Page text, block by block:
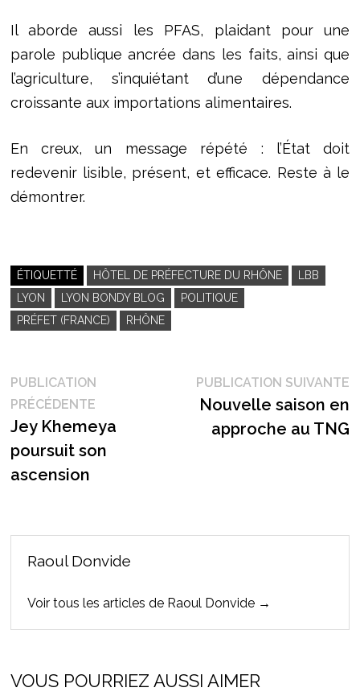
Il aborde aussi les PFAS, plaidant pour une
parole publique ancrée dans les faits, ainsi que
l’agriculture, s’inquiétant d’une dépendance
croissante aux importations alimentaires.
En creux, un message répété : l’État doit
redevenir lisible, présent, et efficace. Reste à le
démontrer.
ÉTIQUETTÉ HÔTEL DE PRÉFECTURE DU RHÔNE
LBB
LYON
LYON BONDY BLOG
POLITIQUE
PRÉFET (FRANCE)
RHÔNE
Navigation
de
l’article
PUBLICATION
PRÉCÉDENTEPublication
précédente :
Jey Khemeya
poursuit son
ascension
PUBLICATION SUIVANTE
Nouvelle saison en
approche au TNG
Raoul Donvide
Voir tous les articles de Raoul Donvide →
VOUS POURRIEZ AUSSI AIMER